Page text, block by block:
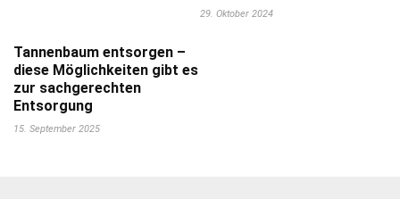
29. Oktober 2024
Tannenbaum entsorgen –
diese Möglichkeiten gibt es
zur sachgerechten
Entsorgung
15. September 2025